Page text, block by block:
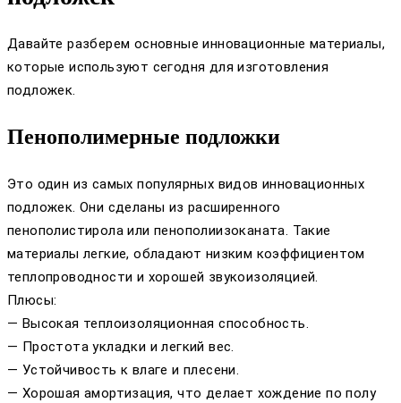
Давайте разберем основные инновационные материалы,
которые используют сегодня для изготовления
подложек.
Пенополимерные подложки
Это один из самых популярных видов инновационных
подложек. Они сделаны из расширенного
пенополистирола или пенополиизоканата. Такие
материалы легкие, обладают низким коэффициентом
теплопроводности и хорошей звукоизоляцией.
Плюсы:
— Высокая теплоизоляционная способность.
— Простота укладки и легкий вес.
— Устойчивость к влаге и плесени.
— Хорошая амортизация, что делает хождение по полу